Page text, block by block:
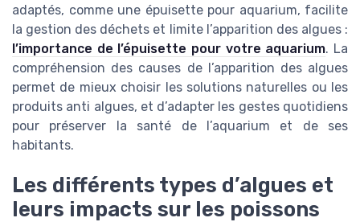
adaptés, comme une épuisette pour aquarium, facilite
la gestion des déchets et limite l’apparition des algues :
l’importance de l’épuisette pour votre aquarium. La
compréhension des causes de l’apparition des algues
permet de mieux choisir les solutions naturelles ou les
produits anti algues, et d’adapter les gestes quotidiens
pour préserver la santé de l’aquarium et de ses
habitants.
Les différents types d’algues et
leurs impacts sur les poissons